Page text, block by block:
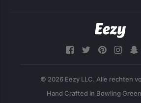
© 2026 Eezy LLC. Alle rechten